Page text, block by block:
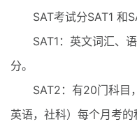
SAT考试分SAT1 和
SAT1：英文词汇、语
分。
SAT2：有20门科目，
英语，社科）每个月考的